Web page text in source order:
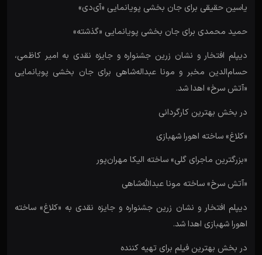
یاسین حقیقی برای جان بخشی پویانمایی «آی‌دی»
حمید محمدی برای جان بخشی پویانمایی «گذشته»
دیپلم افتخار و نشان زرین جشنواره و جایزه نقدی به امیر کاظمی،
حسام‌الدین مخبر و مونا عبداله‌شاهی برای جان بخشی پویانمایی
«آتش سرخ» اهدا شد.
در بخش بهترین کارگردانی
«کلاغ» ساخته اهورا شهبازی
«بزرگترین ماجرای گلی» ساخته الیکا مهران‌پور
«آتش سرخ» ساخته مونا عبدالله‌شاهی
دیپلم افتخار و نشان زرین جشنواره و جایزه نقدی به «کلاغ» ساخته
اهورا شهبازی اهدا شد.
در بخش بهترین فیلم برای تهیه کننده